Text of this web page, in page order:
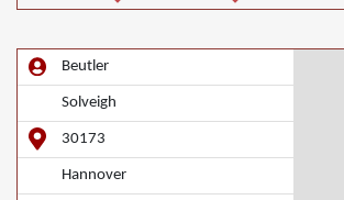
Beutler
Solveigh
30173
Hannover